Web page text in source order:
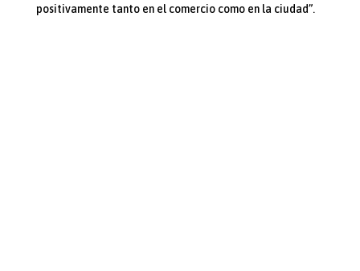
positivamente tanto en el comercio como en la ciudad”.